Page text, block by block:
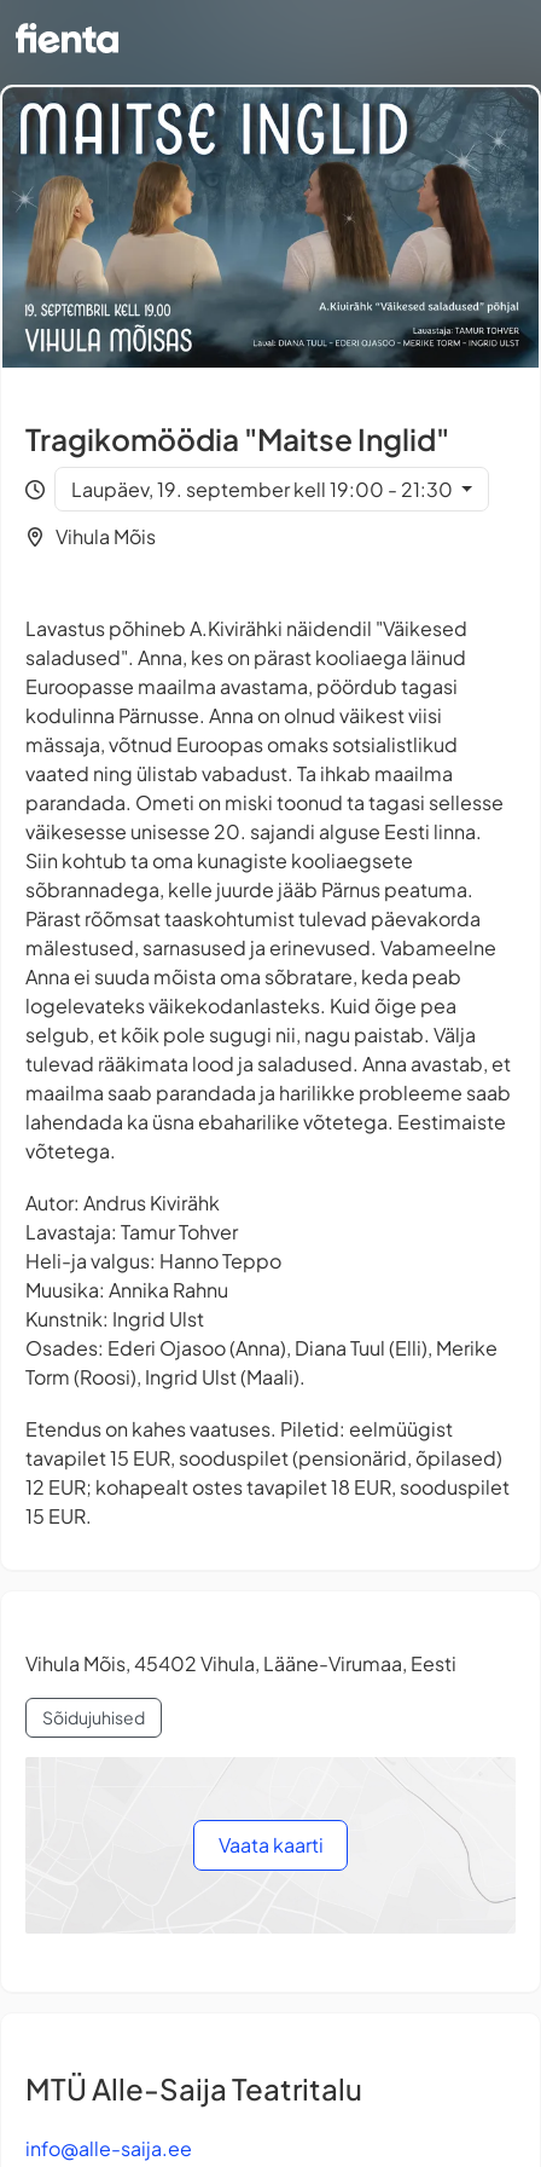
Tragikomöödia "Maitse Inglid"
Laupäev, 19. september kell 19:00 - 21:30
Vihula Mõis
Lavastus põhineb A.Kivirähki näidendil "Väikesed
saladused". Anna, kes on pärast kooliaega läinud
Euroopasse maailma avastama, pöördub tagasi
kodulinna Pärnusse. Anna on olnud väikest viisi
mässaja, võtnud Euroopas omaks sotsialistlikud
vaated ning ülistab vabadust. Ta ihkab maailma
parandada. Ometi on miski toonud ta tagasi sellesse
väikesesse unisesse 20. sajandi alguse Eesti linna.
Siin kohtub ta oma kunagiste kooliaegsete
sõbrannadega, kelle juurde jääb Pärnus peatuma.
Pärast rõõmsat taaskohtumist tulevad päevakorda
mälestused, sarnasused ja erinevused. Vabameelne
Anna ei suuda mõista oma sõbratare, keda peab
logelevateks väikekodanlasteks. Kuid õige pea
selgub, et kõik pole sugugi nii, nagu paistab. Välja
tulevad rääkimata lood ja saladused. Anna avastab, et
maailma saab parandada ja harilikke probleeme saab
lahendada ka üsna ebaharilike võtetega. Eestimaiste
võtetega.
Autor: Andrus Kivirähk
Lavastaja: Tamur Tohver
Heli-ja valgus: Hanno Teppo
Muusika: Annika Rahnu
Kunstnik: Ingrid Ulst
Osades: Ederi Ojasoo (Anna), Diana Tuul (Elli), Merike
Torm (Roosi), Ingrid Ulst (Maali).
Etendus on kahes vaatuses. Piletid: eelmüügist
tavapilet 15 EUR, sooduspilet (pensionärid, õpilased)
12 EUR; kohapealt ostes tavapilet 18 EUR, sooduspilet
15 EUR.
Vihula Mõis, 45402 Vihula, Lääne-Virumaa, Eesti
Sõidujuhised
Vaata kaarti
MTÜ Alle-Saija Teatritalu
info@alle-saija.ee